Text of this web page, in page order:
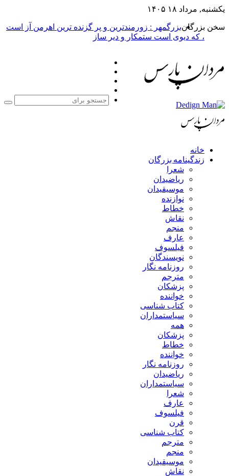
یکشنبه, مرداد ۱۸ ۱۴۰۵
سخن بزرگانبزرگمهر : زورمندترین و پر گزنده ترین اهرمن آز است
، که دیوی است ستمکار و دیر ساز
خانه
زندگینامه بزرگان
شعرا
ریاضیدان
موسیقیدان
نوازنده
خطاط
نقاش
منجم
عارف
فیلسوف
نویسندگان
روزنامه نگار
مترجم
پزشکان
خواننده
کتاب شناسی
سیاستمداران
همه
پزشکان
خطاط
خواننده
روزنامه نگار
ریاضیدان
سیاستمداران
شعرا
عارف
فیلسوف
قرن
کتاب شناسی
مترجم
منجم
موسیقیدان
نقاش